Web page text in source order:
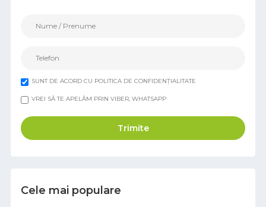
SUNT DE ACORD CU POLITICA DE CONFIDENȚIALITATE
VREI SĂ TE APELĂM PRIN VIBER, WHATSAPP
Trimite
Cele mai populare